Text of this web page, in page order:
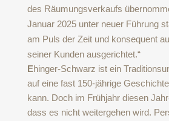
des Räumungsverkaufs
Januar 2025 unter neuer Führung
am Puls der Zeit und konsequent
seiner Kunden ausgerichtet.“
Ehinger-Schwarz ist ein
auf eine fast 150-jährige
kann. Doch im Frühjahr diesen
dass es nicht weitergehen wird.